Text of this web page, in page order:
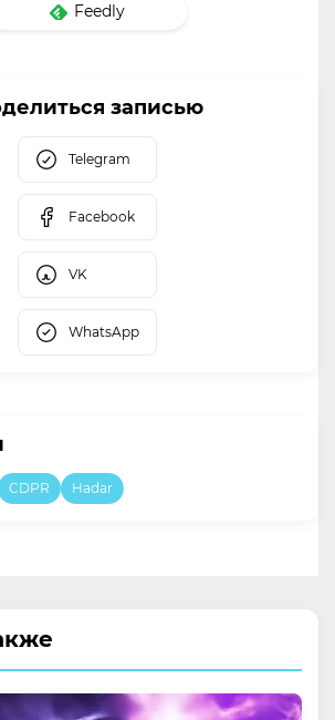
Feedly
записью
Telegram
Facebook
VK
WhatsApp
CDPR Hadar